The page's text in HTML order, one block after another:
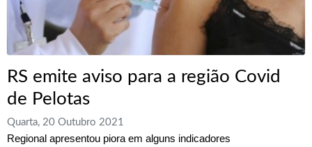
RS emite aviso para a região Covid
de Pelotas
Quarta, 20 Outubro 2021
Regional apresentou piora em alguns indicadores